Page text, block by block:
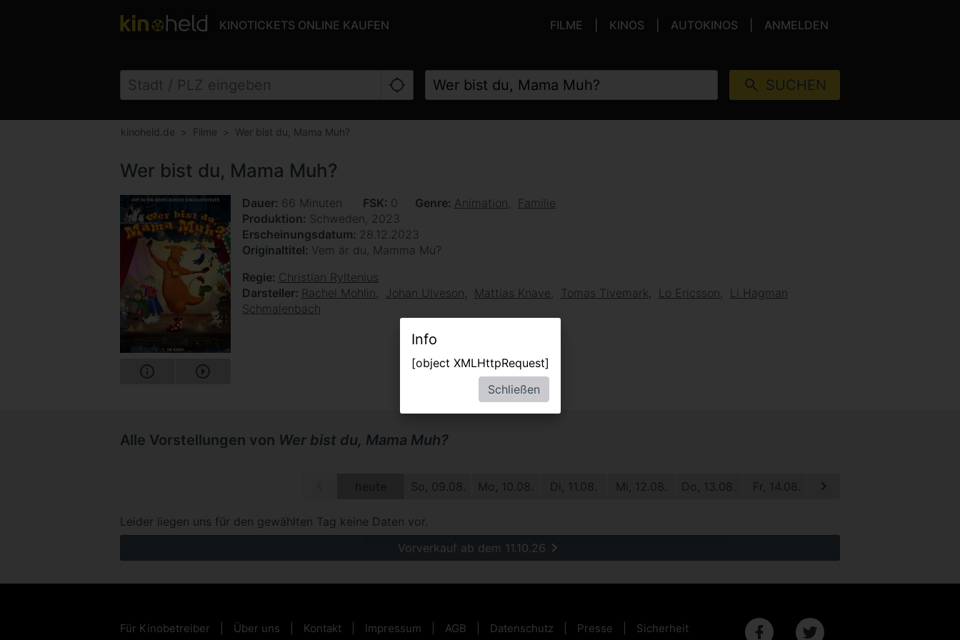
KINOTICKETS ONLINE KAUFEN FILME KINOS AUTOKINOS ANMELDEN
SUCHEN
kinoheld.de Filme Wer bist du, Mama Muh?
Wer bist du, Mama Muh?
Dauer 66 Minuten FSK 0 Genre Animation
Familie
Produktion Schweden, 2023
Erscheinungsdatum 28.12.2023
Originaltitel Vem är du, Mamma Mu?
Regie Christian Ryltenius
Darsteller Rachel Mohlin Johan Ulveson Mattias Knave Tomas Tivemark Lo Ericsson
Li Hagman
Schmalenbach
Alle Vorstellungen von Wer bist du, Mama Muh?
So, 09.08. Mo, 10.08. Di, 11.08. Mi, 12.08. Do, 13.08. Fr, 14.08. Sa, 15.08.
Leider liegen uns für den gewählten Tag keine Daten vor.
Vorverkauf ab dem 11.10.26
Für Kinobetreiber Über uns Kontakt Impressum AGB Datenschutz Presse Sicherheit
Info
[object XMLHttpRequest]
Schließen